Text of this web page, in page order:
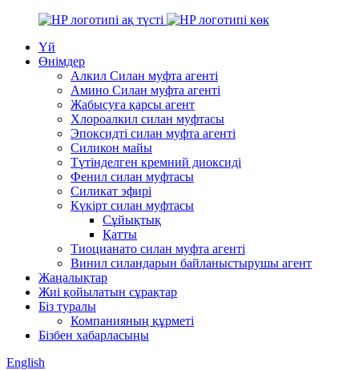
Үй
Өнімдер
Алкил Силан муфта агенті
Амино Силан муфта агенті
Жабысуға қарсы агент
Хлороалкил силан муфтасы
Эпоксидті силан муфта агенті
Силикон майы
Түтінделген кремний диоксиді
Фенил силан муфтасы
Силикат эфирі
Күкірт силан муфтасы
Сұйықтық
Қатты
Тиоцианато силан муфта агенті
Винил силандарын байланыстырушы агент
Жаңалықтар
Жиі қойылатын сұрақтар
Біз туралы
Компанияның құрметі
Бізбен хабарласыңы
English